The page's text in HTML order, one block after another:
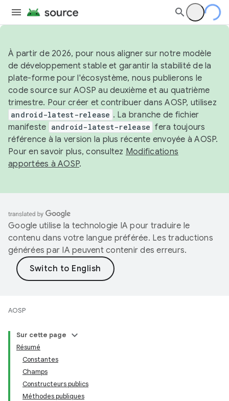
À partir de 2026, pour nous aligner sur notre modèle
de développement stable et garantir la stabilité de la
plate-forme pour l'écosystème, nous publierons le
code source sur AOSP au deuxième et au quatrième
trimestre. Pour créer et contribuer dans AOSP, utilisez
android-latest-release . La branche de fichier
manifeste android-latest-release fera toujours
référence à la version la plus récente envoyée à AOSP.
Pour en savoir plus, consultez Modifications
apportées à AOSP.
Google utilise la technologie IA pour traduire le
contenu dans votre langue préférée. Les traductions
générées par IA peuvent contenir des erreurs.
AOSP
Sur cette page
Résumé
Constantes
Champs
Constructeurs publics
Méthodes publiques